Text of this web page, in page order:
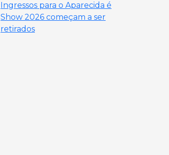
Ingressos para o Aparecida é
Show 2026 começam a ser
retirados